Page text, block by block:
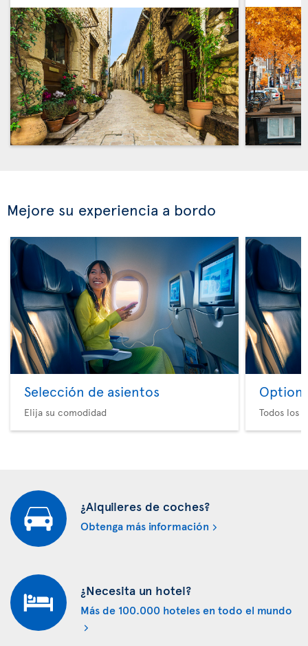
Mejore su experiencia a bordo
Selección de asientos
Elija su comodidad
Option
Todos los
¿Alquileres de coches?
Obtenga más información
¿Necesita un hotel?
Más de 100.000 hoteles en todo el mundo